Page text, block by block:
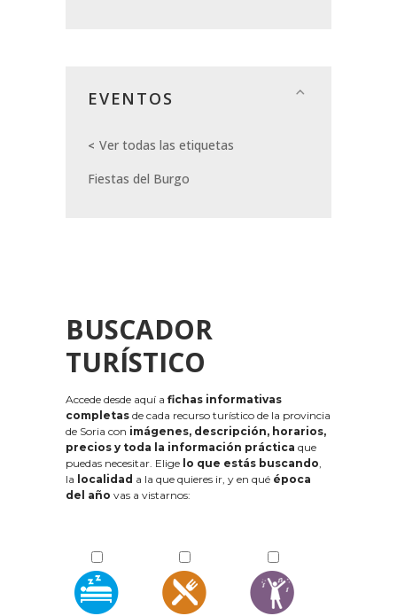
EVENTOS
Ver todas las etiquetas
Fiestas del Burgo
BUSCADOR
TURÍSTICO
Accede desde aquí a fichas informativas
completas de cada recurso turístico de la provincia
de Soria con imágenes, descripción, horarios,
precios y toda la información práctica que
puedas necesitar. Elige lo que estás buscando,
la localidad a la que quieres ir, y en qué época
del año vas a vistarnos: